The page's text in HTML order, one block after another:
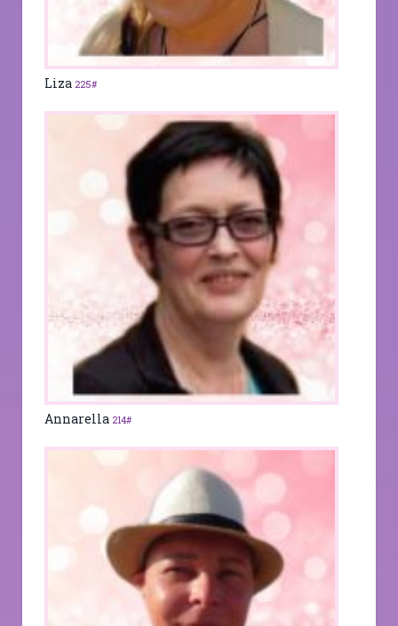
Liza 225#
Annarella 214#